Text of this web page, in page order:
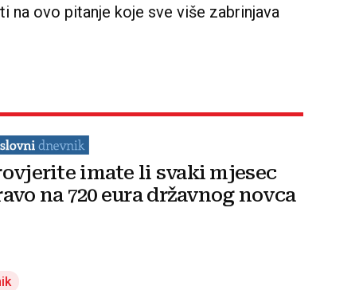
na ovo pitanje koje sve više zabrinjava
imate li svaki mjesec
na 720 eura državnog novca